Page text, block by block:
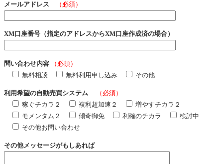
メールアドレス （必須）
XM口座番号（指定のアドレスからXM口座作成済の場合）
問い合わせ内容
（必須）
無料相談
無料利用申し込み その他
利用希望の自動売買システム
（必須）
稼ぐチカラ２
複利超加速２
増やすチカラ２
モメンタム２
傾奇御免 利確のチカラ
検討中
その他お問い合わせ
その他メッセージがもしあれば